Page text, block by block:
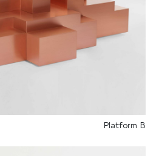
Platform B